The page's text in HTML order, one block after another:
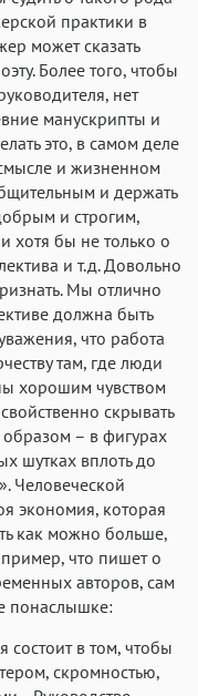
практики в
может сказать
Более того, чтобы
нет
манускрипты и
это, в самом деле
и жизненном
и держать
и строгим,
хотя бы не только о
и т.д. Довольно
Мы отлично
должна быть
что работа
там, где люди
хорошим чувством
скрывать
– в фигурах
шутках вплоть до
Человеческой
экономия, которая
как можно больше,
что пишет о
авторов, сам
понаслышке:
состоит в том, чтобы
скромностью,